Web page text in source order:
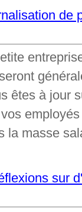
de
êtes à jour
la masse
sur